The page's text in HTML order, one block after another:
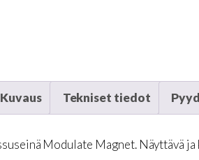
Kuvaus Tekniset tiedot
Modulate Magnet. Näyttävä